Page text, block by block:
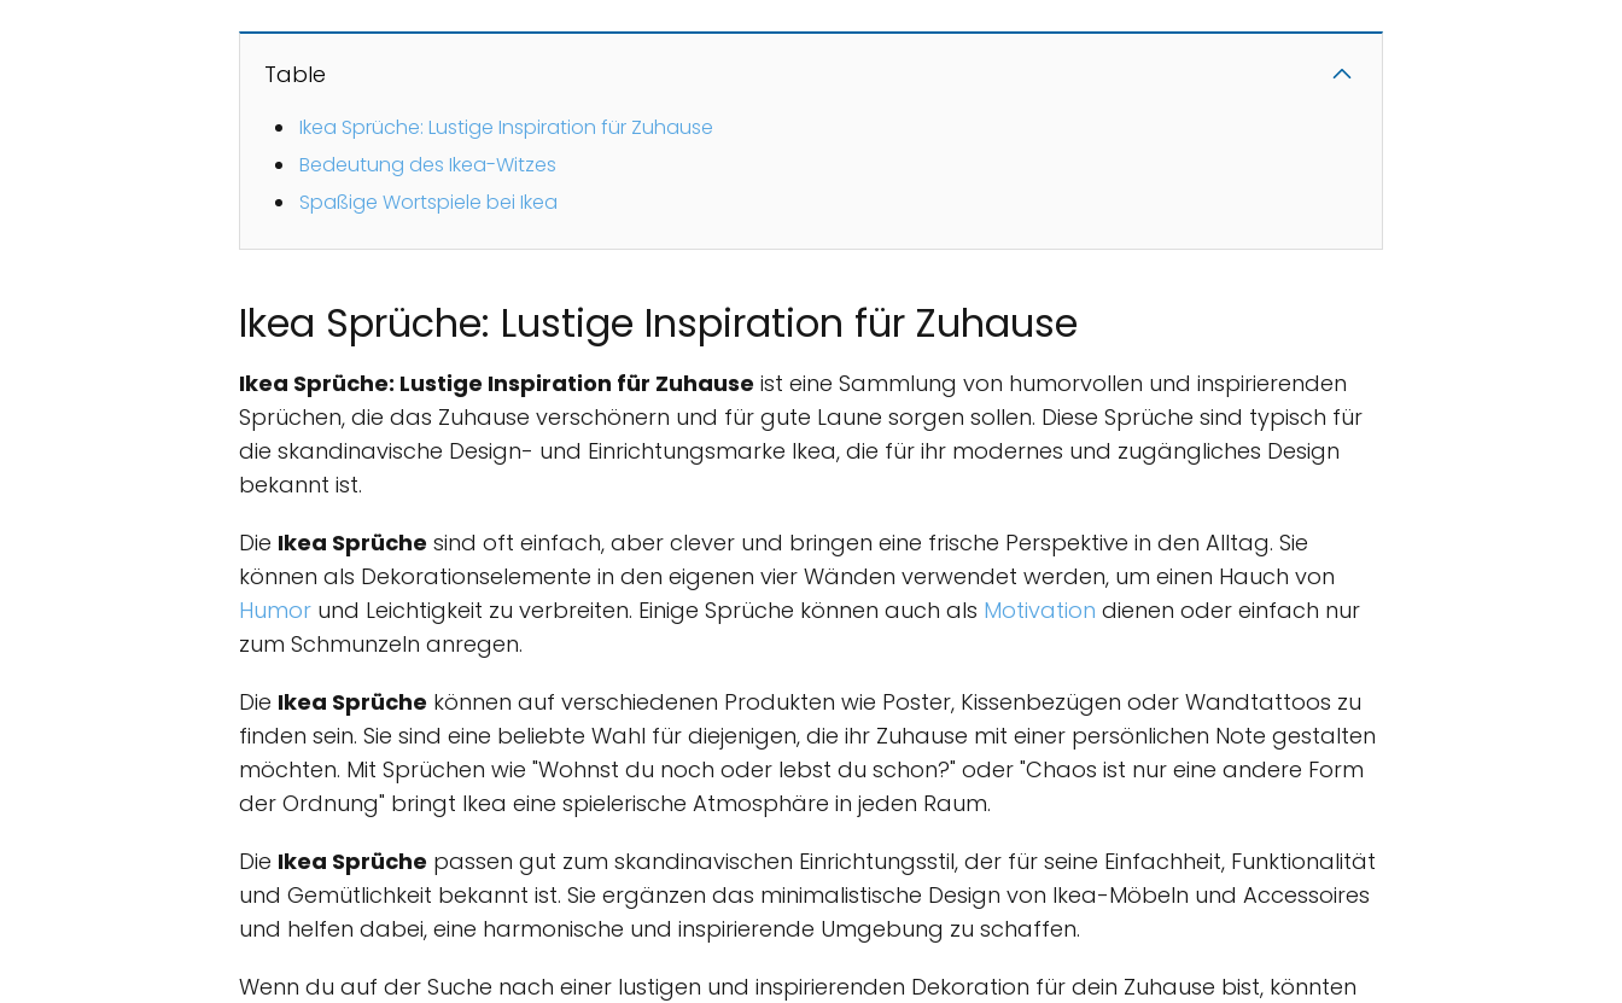
Table
Ikea Sprüche: Lustige Inspiration für Zuhause
Bedeutung des Ikea-Witzes
Spaßige Wortspiele bei Ikea
Ikea Sprüche: Lustige Inspiration für Zuhause
Ikea Sprüche: Lustige Inspiration für Zuhause ist eine Sammlung von humorvollen und inspirierenden
Sprüchen, die das Zuhause verschönern und für gute Laune sorgen sollen. Diese Sprüche sind typisch für
die skandinavische Design- und Einrichtungsmarke Ikea, die für ihr modernes und zugängliches Design
bekannt ist.
Die Ikea Sprüche sind oft einfach, aber clever und bringen eine frische Perspektive in den Alltag. Sie
können als Dekorationselemente in den eigenen vier Wänden verwendet werden, um einen Hauch von
Humor und Leichtigkeit zu verbreiten. Einige Sprüche können auch als Motivation dienen oder einfach nur
zum Schmunzeln anregen.
Die Ikea Sprüche können auf verschiedenen Produkten wie Poster, Kissenbezügen oder Wandtattoos zu
finden sein. Sie sind eine beliebte Wahl für diejenigen, die ihr Zuhause mit einer persönlichen Note gestalten
möchten. Mit Sprüchen wie "Wohnst du noch oder lebst du schon?" oder "Chaos ist nur eine andere Form
der Ordnung" bringt Ikea eine spielerische Atmosphäre in jeden Raum.
Die Ikea Sprüche passen gut zum skandinavischen Einrichtungsstil, der für seine Einfachheit, Funktionalität
und Gemütlichkeit bekannt ist. Sie ergänzen das minimalistische Design von Ikea-Möbeln und Accessoires
und helfen dabei, eine harmonische und inspirierende Umgebung zu schaffen.
Wenn du auf der Suche nach einer lustigen und inspirierenden Dekoration für dein Zuhause bist, könnten